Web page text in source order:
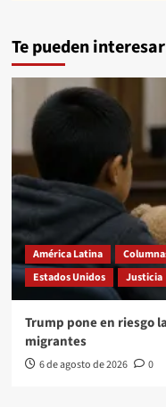
Te pueden interesar
América Latina
Estados Unidos
Justicia
Trump pone en riesgo
migrantes
6 de agosto de 2026 0